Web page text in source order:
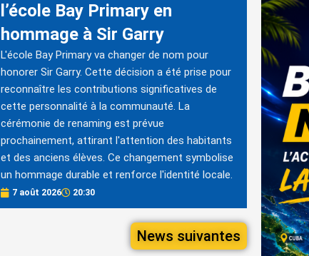
l’école Bay Primary en
hommage à Sir Garry
L'école Bay Primary va changer de nom pour
honorer Sir Garry. Cette décision a été prise pour
reconnaître les contributions significatives de
cette personnalité à la communauté. La
cérémonie de renaming est prévue
prochainement, attirant l'attention des habitants
et des anciens élèves. Ce changement symbolise
un hommage durable et renforce l'identité locale.
7 août 2026 20:30
News suivantes